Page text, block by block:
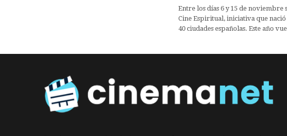
Entre los días 6 y 15 de noviembre
Cine Espiritual, iniciativa que nació
40 ciudades españolas. Este año